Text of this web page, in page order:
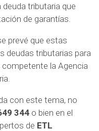
tributaria que
de garantías.
prevé que estas
deudas tributarias para
la Agencia
con este tema, no
344 o bien en el
de ETL